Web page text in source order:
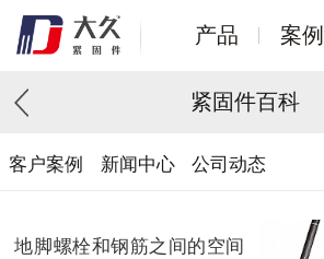
产品 案例
紧固件百科
客户案例 新闻中心 公司动态
地脚螺栓和钢筋之间的空间